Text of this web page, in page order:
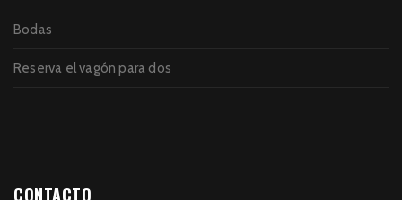
Bodas
Reserva el vagón para dos
CONTACTO